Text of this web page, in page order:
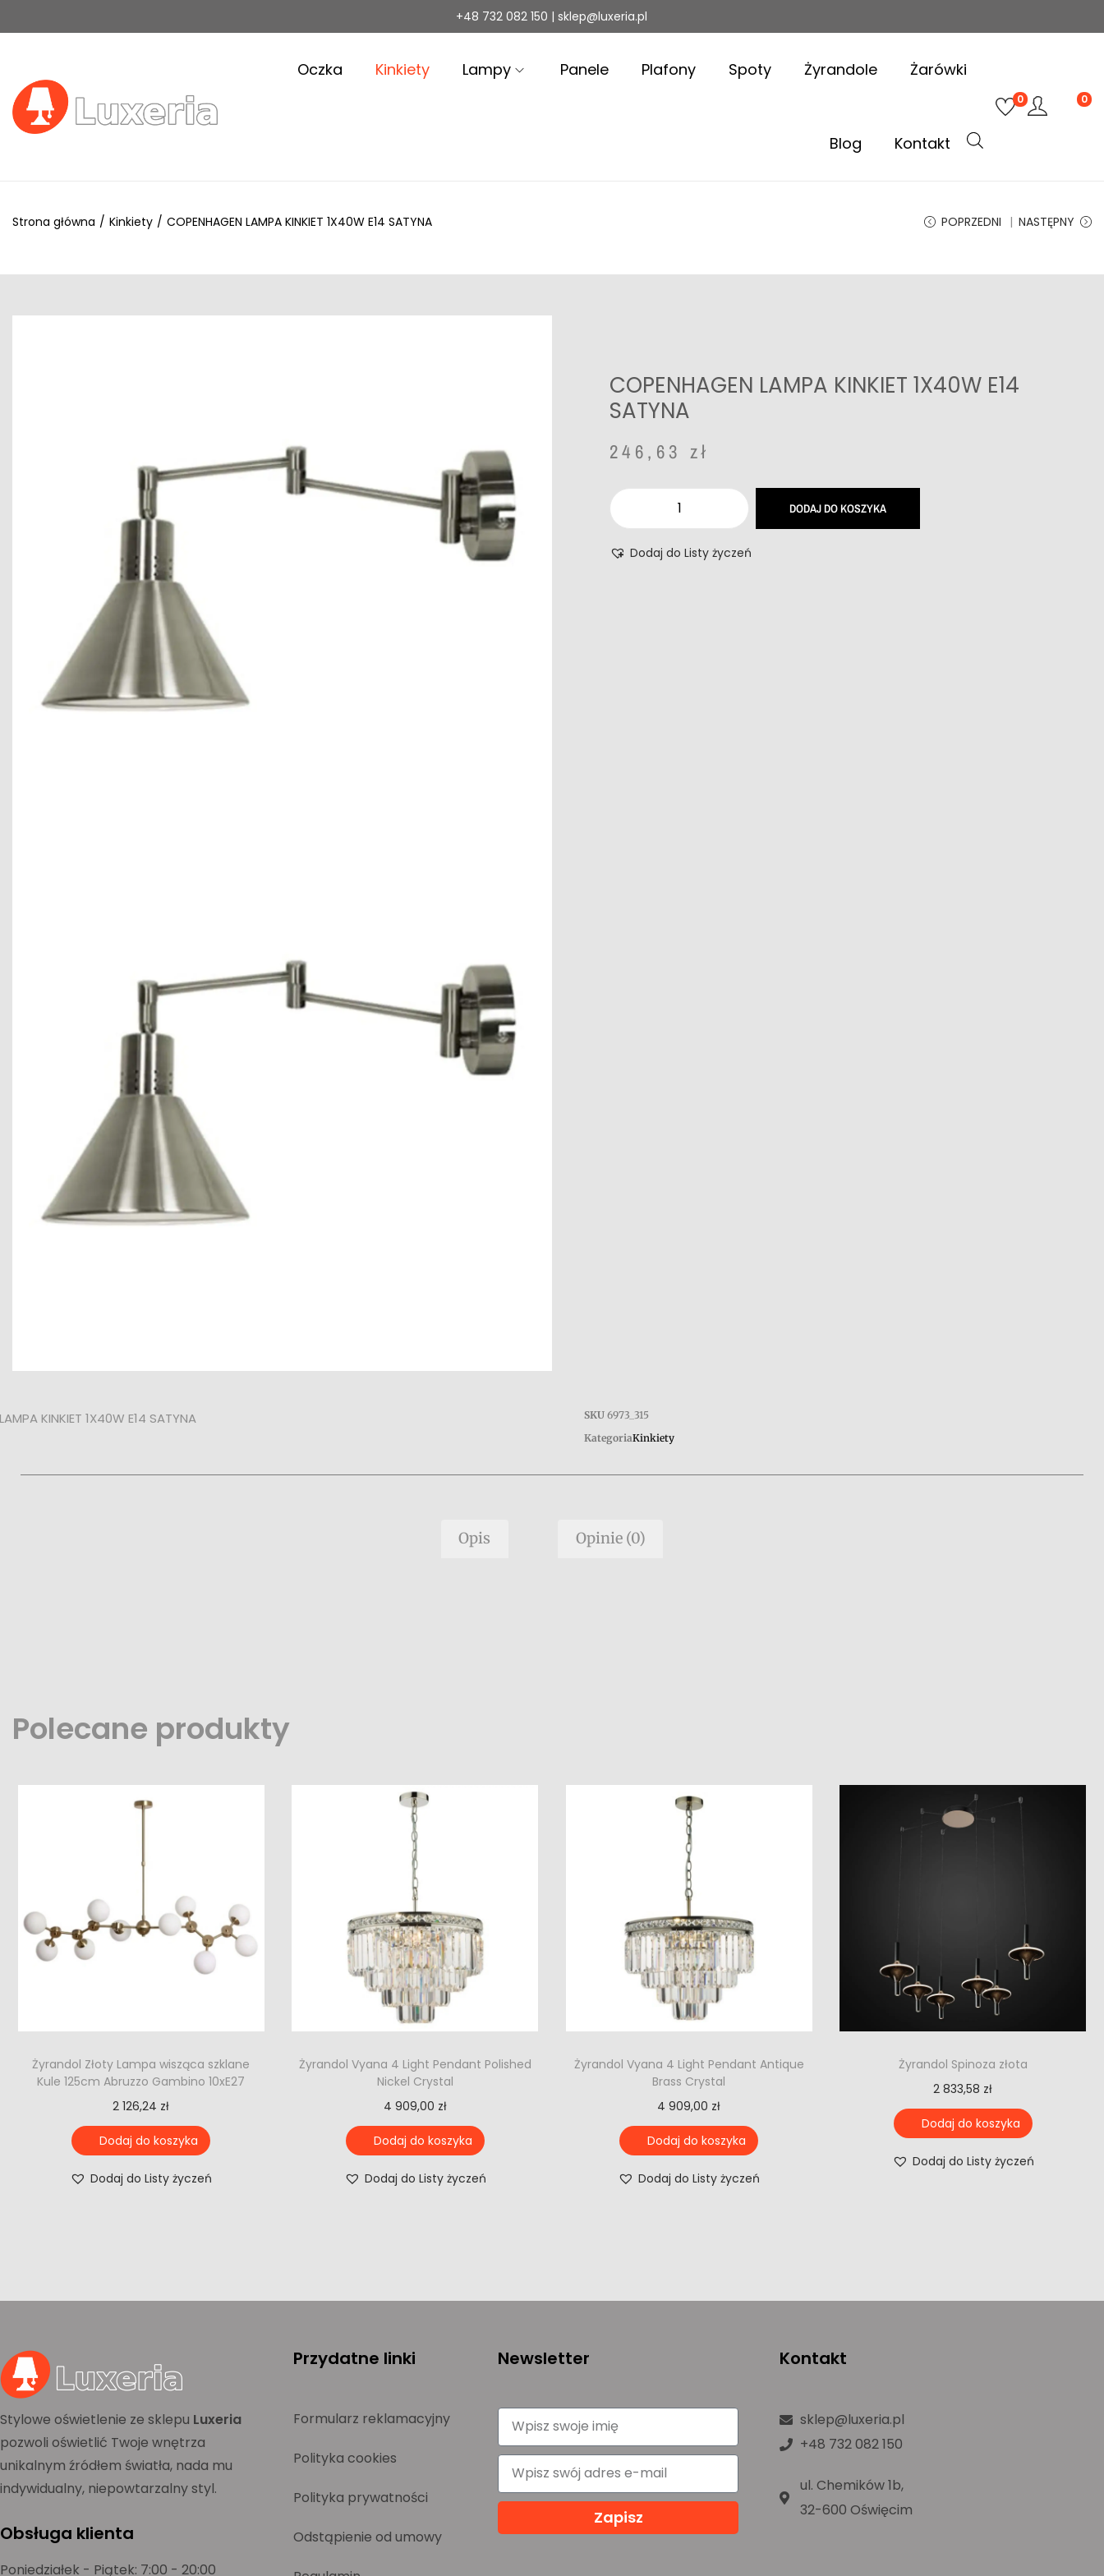
+48 732 082 150 | sklep@luxeria.pl
Oczka Kinkiety Lampy Panele Plafony Spoty Żyrandole Żarówki
Blog Kontakt
0 0
Strona główna / Kinkiety / COPENHAGEN LAMPA KINKIET 1X40W E14 SATYNA POPRZEDNI NASTĘPNY
COPENHAGEN LAMPA KINKIET 1X40W E14
SATYNA
246,63 zł
DODAJ DO KOSZYKA
Dodaj do Listy życzeń
KINKIET 1X40W E14 SATYNA SKU6973_315
KategoriaKinkiety
Opis Opinie (0)
Polecane produkty
Żyrandol Złoty Lampa wisząca szklane
Kule 125cm Abruzzo Gambino 10xE27
2 126,24 zł
Dodaj do koszyka
Dodaj do Listy życzeń
Żyrandol Vyana 4 Light Pendant Polished
Nickel Crystal
4 909,00 zł
Dodaj do koszyka
Dodaj do Listy życzeń
Żyrandol Vyana 4 Light Pendant Antique
Brass Crystal
4 909,00 zł
Dodaj do koszyka
Dodaj do Listy życzeń
Żyrandol Spinoza złota
2 833,58 zł
Dodaj do koszyka
Dodaj do Listy życzeń
Stylowe oświetlenie ze sklepu Luxeria
pozwoli oświetlić Twoje wnętrza
unikalnym źródłem światła, nada mu
indywidualny, niepowtarzalny styl.
Obsługa klienta
Poniedziałek - Piątek: 7:00 - 20:00
Przydatne linki
Formularz reklamacyjny
Polityka cookies
Polityka prywatności
Odstąpienie od umowy
Newsletter
Zapisz
Kontakt
sklep@luxeria.pl
+48 732 082 150
ul. Chemików 1b,
32-600 Oświęcim